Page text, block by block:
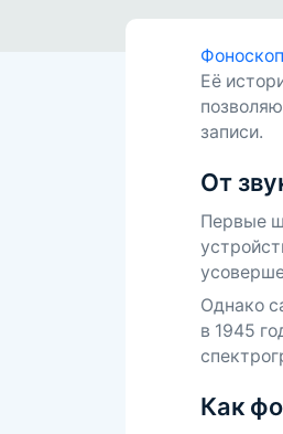
Её
записи.
От
Первые
Однако
в 1945
Как